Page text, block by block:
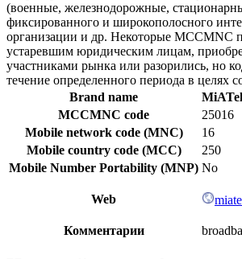
(военные, железнодорожные,
фиксированного и широкополосного
организации и др. Некоторые MCCMNC
устаревшим юридическим лицам,
участниками рынка или разорились, но
течение определенного периода в целях
Brand name
MiATel
MCCMNC code
25016
Mobile network code (MNC)
16
Mobile country code (MCC)
250
Mobile Number Portability (MNP) No
Web
Комментарии